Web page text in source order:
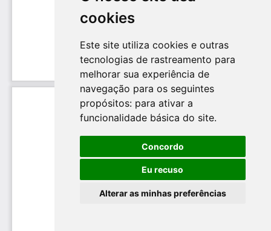
cookies
Este site utiliza cookies e outras
tecnologias de rastreamento para
melhorar sua experiência de
navegação para os seguintes
propósitos: para ativar a
funcionalidade básica do site.
Concordo
Eu recuso
Alterar as minhas preferências